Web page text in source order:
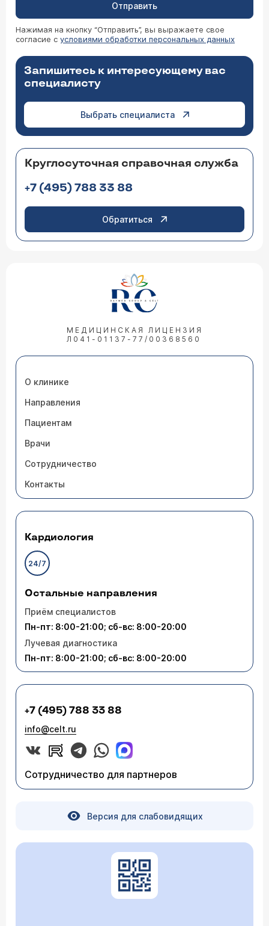
Отправить
Нажимая на кнопку “Отправить”, вы выражаете свое
согласие с условиями обработки персональных данных
Запишитесь к интересующему вас
специалисту
Выбрать специалиста
Круглосуточная справочная служба
+7 (495) 788 33 88
Обратиться
МЕДИЦИНСКАЯ ЛИЦЕНЗИЯ
Л041-01137-77/00368560
О клинике
Направления
Пациентам
Врачи
Сотрудничество
Контакты
Кардиология
24/7
Остальные направления
Приём специалистов
Пн-пт: 8:00-21:00; сб-вс: 8:00-20:00
Лучевая диагностика
Пн-пт: 8:00-21:00; сб-вс: 8:00-20:00
+7 (495) 788 33 88
info@celt.ru
Сотрудничество для партнеров
Версия для слабовидящих